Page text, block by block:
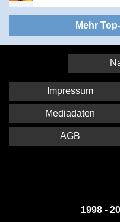
Mehr
1998 -
Impressum
Mediadaten
AGB